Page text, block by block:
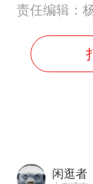
责任编辑：
闲逛者